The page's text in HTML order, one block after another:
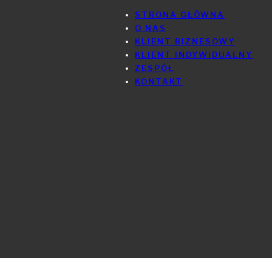
STRONA GŁÓWNA
O NAS
KLIENT BIZNESOWY
KLIENT INDYWIDUALNY
ZESPÓŁ
KONTAKT